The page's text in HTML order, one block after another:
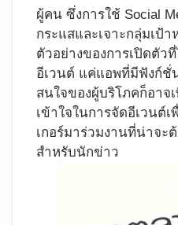
ผู้คน ซึ่งการใช้ Social
กระแสและเจาะกลุ่มเป้
ตัวอย่างของการเปิดตัว
อีเวนต์ แค่แอพที่มีฟังก์ชั่
สนใจของผู้บริโภคก็อาจ
เข้าใจในการจัดอีเวนต์
เกอร์มาร่วมงานที่น่าจะ
สำหรับนักข่าว